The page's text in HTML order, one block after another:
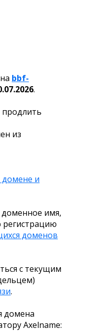
bbf-
.
из
домене и
доменное имя,
регистрацию
доменов
с текущим
.
домена
Axelname: